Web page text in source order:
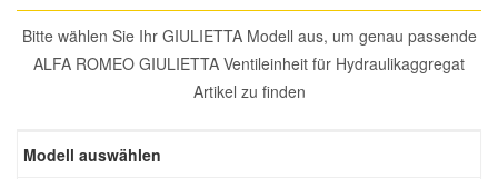
Bitte wählen Sie Ihr GIULIETTA Modell aus, um genau passende
ALFA ROMEO GIULIETTA Ventileinheit für Hydraulikaggregat
Artikel zu finden
Modell auswählen
Scheibenreinigung
Reparatur-Zubehör
Karosserie Werkzeug
Schlüsselgehäuse
Werkstattbedarf
Winter-Autozubehör
Daewoo Ersatzteile
Daihatsu Ersatzteile
Dodge Ersatzteile